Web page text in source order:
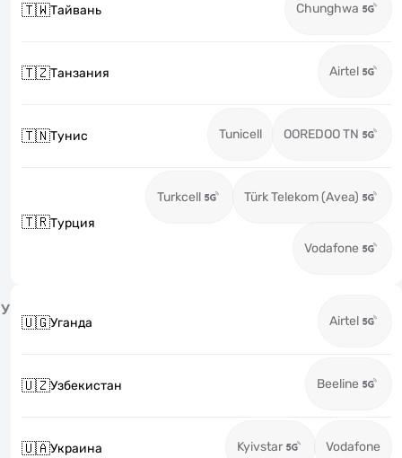
🇹🇼Тайвань Chunghwa
🇹🇿Танзания Airtel
🇹🇳Тунис Tunicell OOREDOO TN
🇹🇷Турция
Turkcell Türk Telekom (Avea)
Vodafone
У
🇺🇬Уганда Airtel
🇺🇿Узбекистан Beeline
🇺🇦Украина Kyivstar Vodafone